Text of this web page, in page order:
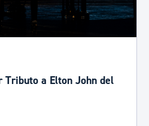
Tributo a Elton John del